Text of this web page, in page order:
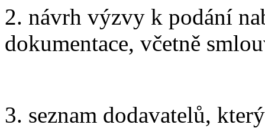
2. návrh výzvy k podání
dokumentace, včetně
3. seznam dodavatelů,